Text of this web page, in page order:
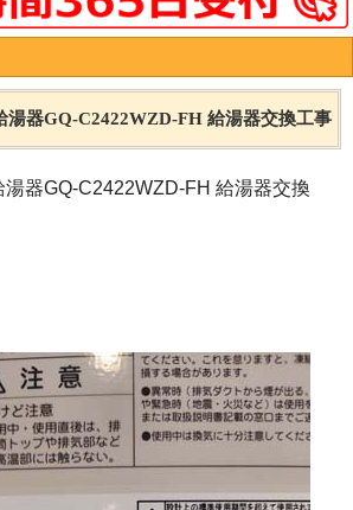
湯器GQ-C2422WZD-FH 給湯器交換工事
湯器GQ-C2422WZD-FH 給湯器交換